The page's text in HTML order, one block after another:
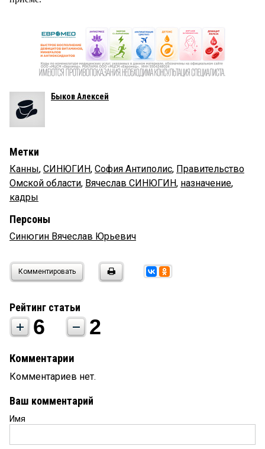
Быков Алексей
Метки
Канны, СИНЮГИН, София Антиполис, Правительство
Омской области, Вячеслав СИНЮГИН, назначение,
кадры
Персоны
Синюгин Вячеслав Юрьевич
Комментировать
Рейтинг статьи
6 2
Комментарии
Комментариев нет.
Ваш комментарий
Имя